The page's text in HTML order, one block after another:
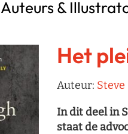
Auteurs &
Het
Auteur: Steve
In dit deel in
staat de